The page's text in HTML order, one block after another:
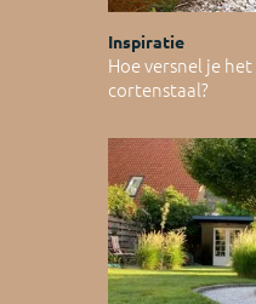
Inspiratie
Hoe versnel je
cortenstaal?